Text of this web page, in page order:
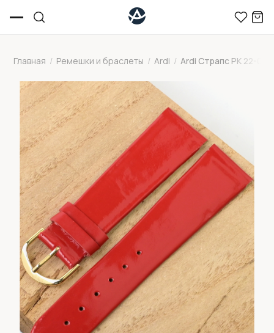
Главная / Ремешки и браслеты / Ardi / Ardi Страпс РК 22-03-